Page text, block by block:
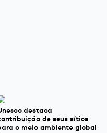
destaca
de seus sítios
o meio ambiente global